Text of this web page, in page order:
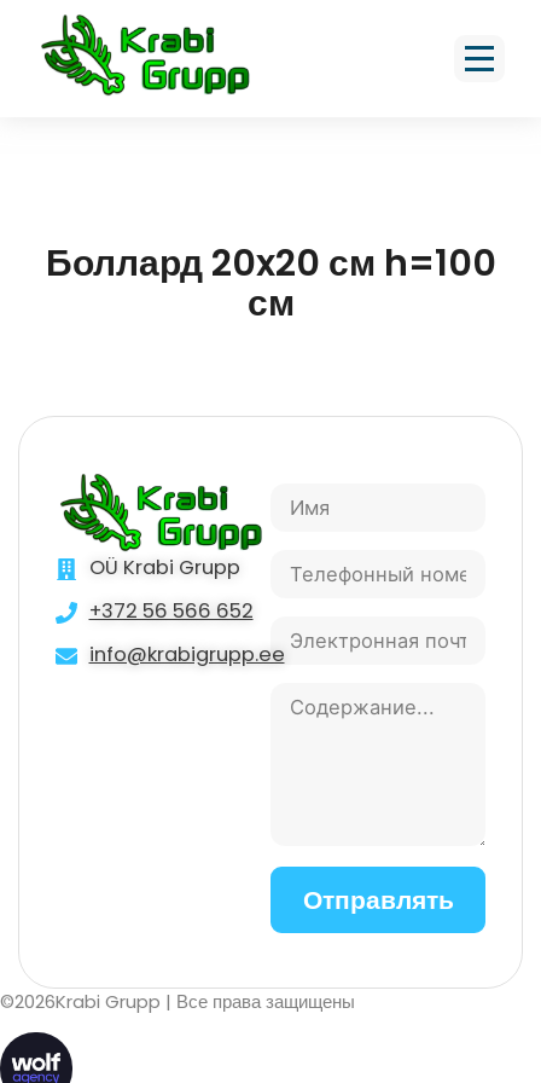
Боллард 20x20 см h=100
см
OÜ Krabi Grupp
+372 56 566 652
info@krabigrupp.ee
©2026Krabi Grupp | Все права защищены